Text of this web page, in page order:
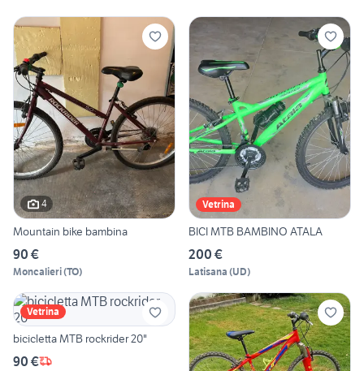
4
Mountain bike bambina
90 €
Moncalieri(TO)
Vetrina
BICI MTB BAMBINO ATALA
200 €
Latisana (UD)
Vetrina
bicicletta MTB rockrider 20"
90 €